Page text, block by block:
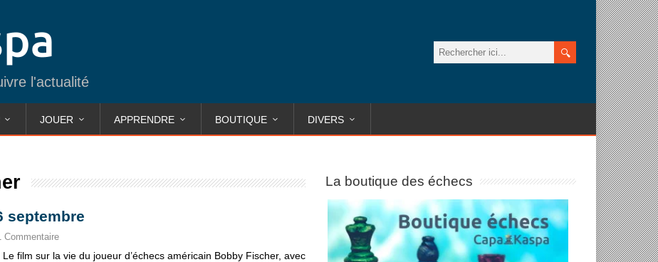
l'actualité
JOUER APPRENDRE BOUTIQUE DIVERS
septembre
Commentaire
Le film sur la vie du joueur d’échecs américain Bobby Fischer, avec
La boutique des échecs